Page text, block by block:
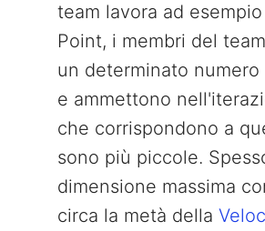
team lavora ad
Point, i membri del
un determinato
e ammettono
che corrispondono a
sono più piccole.
dimensione massima
circa la metà della